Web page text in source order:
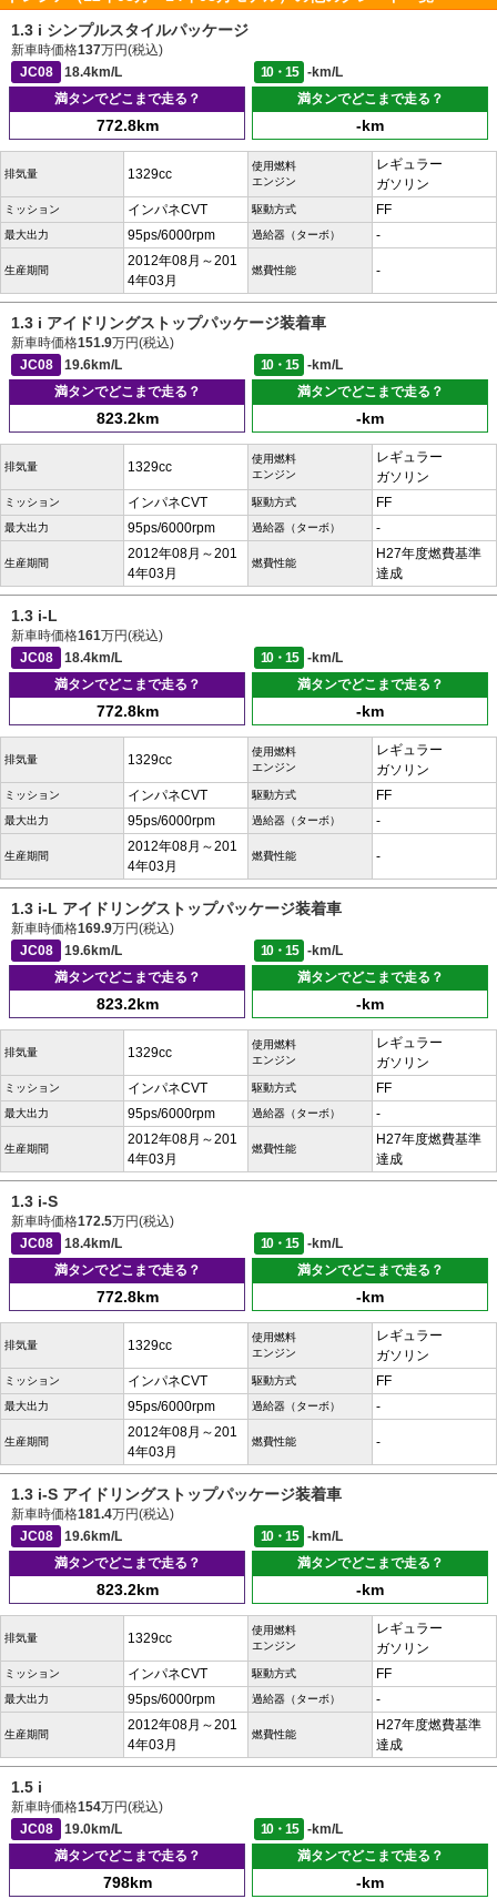
1.3 i シンプルスタイルパッケージ
新車時価格137万円(税込)
JC08
18.4km/L 10・15
-km/L
満タンでどこまで走る？
772.8km
満タンでどこまで走る？
-km
排気量 1329cc
使用燃料
エンジン
レギュラー
ガソリン
ミッション インパネCVT 駆動方式 FF
最大出力 95ps/6000rpm 過給器（ターボ） -
生産期間
2012年08月～201
4年03月
燃費性能 -
1.3 i アイドリングストップパッケージ装着車
新車時価格151.9万円(税込)
JC08
19.6km/L 10・15
-km/L
満タンでどこまで走る？
823.2km
満タンでどこまで走る？
-km
排気量 1329cc
使用燃料
エンジン
レギュラー
ガソリン
ミッション インパネCVT 駆動方式 FF
最大出力 95ps/6000rpm 過給器（ターボ） -
生産期間
2012年08月～201
4年03月
燃費性能
H27年度燃費基準
達成
1.3 i-L
新車時価格161万円(税込)
JC08
18.4km/L 10・15
-km/L
満タンでどこまで走る？
772.8km
満タンでどこまで走る？
-km
排気量 1329cc
使用燃料
エンジン
レギュラー
ガソリン
ミッション インパネCVT 駆動方式 FF
最大出力 95ps/6000rpm 過給器（ターボ） -
生産期間
2012年08月～201
4年03月
燃費性能 -
1.3 i-L アイドリングストップパッケージ装着車
新車時価格169.9万円(税込)
JC08
19.6km/L 10・15
-km/L
満タンでどこまで走る？
823.2km
満タンでどこまで走る？
-km
排気量 1329cc
使用燃料
エンジン
レギュラー
ガソリン
ミッション インパネCVT 駆動方式 FF
最大出力 95ps/6000rpm 過給器（ターボ） -
生産期間
2012年08月～201
4年03月
燃費性能
H27年度燃費基準
達成
1.3 i-S
新車時価格172.5万円(税込)
JC08
18.4km/L 10・15
-km/L
満タンでどこまで走る？
772.8km
満タンでどこまで走る？
-km
排気量 1329cc
使用燃料
エンジン
レギュラー
ガソリン
ミッション インパネCVT 駆動方式 FF
最大出力 95ps/6000rpm 過給器（ターボ） -
生産期間
2012年08月～201
4年03月
燃費性能 -
1.3 i-S アイドリングストップパッケージ装着車
新車時価格181.4万円(税込)
JC08
19.6km/L 10・15
-km/L
満タンでどこまで走る？
823.2km
満タンでどこまで走る？
-km
排気量 1329cc
使用燃料
エンジン
レギュラー
ガソリン
ミッション インパネCVT 駆動方式 FF
最大出力 95ps/6000rpm 過給器（ターボ） -
生産期間
2012年08月～201
4年03月
燃費性能
H27年度燃費基準
達成
1.5 i
新車時価格154万円(税込)
JC08
19.0km/L 10・15
-km/L
満タンでどこまで走る？
798km
満タンでどこまで走る？
-km